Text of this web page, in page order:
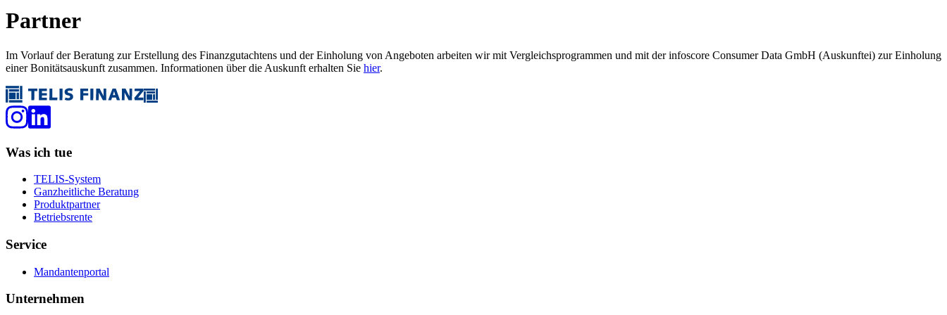
Partner
Im Vorlauf der Beratung zur Erstellung des Finanzgutachtens und der Einholung von Angeboten arbeiten wir mit Vergleichsprogrammen und mit der infoscore Consumer Data GmbH (Auskunftei) zur Einholung
einer Bonitätsauskunft zusammen. Informationen über die Auskunft erhalten Sie hier.
Was ich tue
TELIS-System
Ganzheitliche Beratung
Produktpartner
Betriebsrente
Service
Mandantenportal
Unternehmen